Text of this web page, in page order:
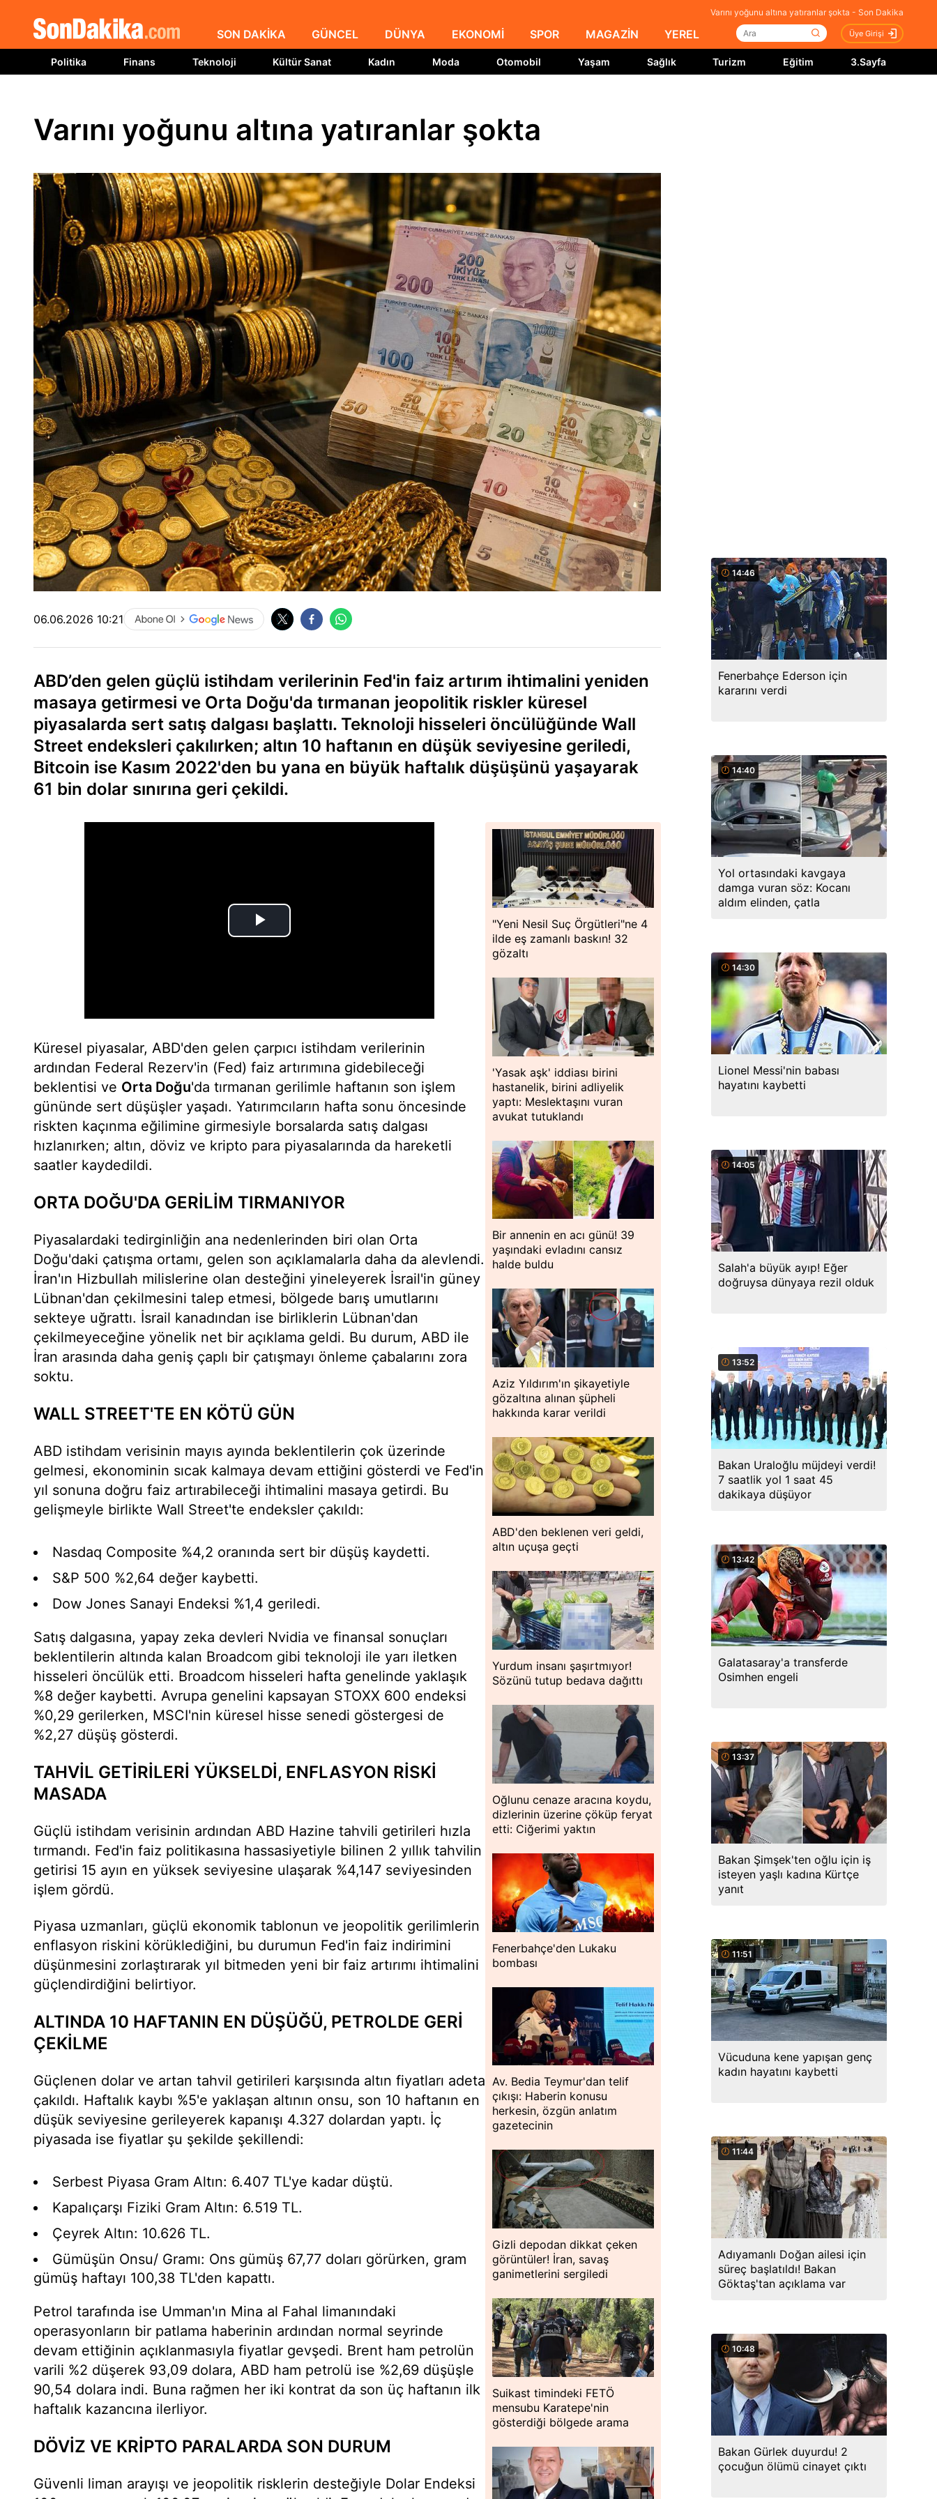
Varını yoğunu altına yatıranlar şokta - Son Dakika
SON DAKİKA GÜNCEL DÜNYA EKONOMİ SPOR MAGAZİN YEREL Üye Girişi
Politika Finans Teknoloji Kültür Sanat Kadın Moda Otomobil Yaşam Sağlık Turizm Eğitim 3.Sayfa
Varını yoğunu altına yatıranlar şokta
06.06.2026 10:21
ABD’den gelen güçlü istihdam verilerinin Fed'in faiz artırım ihtimalini yeniden
masaya getirmesi ve Orta Doğu'da tırmanan jeopolitik riskler küresel
piyasalarda sert satış dalgası başlattı. Teknoloji hisseleri öncülüğünde Wall
Street endeksleri çakılırken; altın 10 haftanın en düşük seviyesine geriledi,
Bitcoin ise Kasım 2022'den bu yana en büyük haftalık düşüşünü yaşayarak
61 bin dolar sınırına geri çekildi.
Küresel piyasalar, ABD'den gelen çarpıcı istihdam verilerinin
ardından Federal Rezerv'in (Fed) faiz artırımına gidebileceği
beklentisi ve Orta Doğu'da tırmanan gerilimle haftanın son işlem
gününde sert düşüşler yaşadı. Yatırımcıların hafta sonu öncesinde
riskten kaçınma eğilimine girmesiyle borsalarda satış dalgası
hızlanırken; altın, döviz ve kripto para piyasalarında da hareketli
saatler kaydedildi.
ORTA DOĞU'DA GERİLİM TIRMANIYOR
Piyasalardaki tedirginliğin ana nedenlerinden biri olan Orta
Doğu'daki çatışma ortamı, gelen son açıklamalarla daha da alevlendi.
İran'ın Hizbullah milislerine olan desteğini yineleyerek İsrail'in güney
Lübnan'dan çekilmesini talep etmesi, bölgede barış umutlarını
sekteye uğrattı. İsrail kanadından ise birliklerin Lübnan'dan
çekilmeyeceğine yönelik net bir açıklama geldi. Bu durum, ABD ile
İran arasında daha geniş çaplı bir çatışmayı önleme çabalarını zora
soktu.
WALL STREET'TE EN KÖTÜ GÜN
ABD istihdam verisinin mayıs ayında beklentilerin çok üzerinde
gelmesi, ekonominin sıcak kalmaya devam ettiğini gösterdi ve Fed'in
yıl sonuna doğru faiz artırabileceği ihtimalini masaya getirdi. Bu
gelişmeyle birlikte Wall Street'te endeksler çakıldı:
Nasdaq Composite %4,2 oranında sert bir düşüş kaydetti.
S&P 500 %2,64 değer kaybetti.
Dow Jones Sanayi Endeksi %1,4 geriledi.
Satış dalgasına, yapay zeka devleri Nvidia ve finansal sonuçları
beklentilerin altında kalan Broadcom gibi teknoloji ile yarı iletken
hisseleri öncülük etti. Broadcom hisseleri hafta genelinde yaklaşık
%8 değer kaybetti. Avrupa genelini kapsayan STOXX 600 endeksi
%0,29 gerilerken, MSCI'nin küresel hisse senedi göstergesi de
%2,27 düşüş gösterdi.
TAHVİL GETİRİLERİ YÜKSELDİ, ENFLASYON RİSKİ
MASADA
Güçlü istihdam verisinin ardından ABD Hazine tahvili getirileri hızla
tırmandı. Fed'in faiz politikasına hassasiyetiyle bilinen 2 yıllık tahvilin
getirisi 15 ayın en yüksek seviyesine ulaşarak %4,147 seviyesinden
işlem gördü.
Piyasa uzmanları, güçlü ekonomik tablonun ve jeopolitik gerilimlerin
enflasyon riskini körüklediğini, bu durumun Fed'in faiz indirimini
düşünmesini zorlaştırarak yıl bitmeden yeni bir faiz artırımı ihtimalini
güçlendirdiğini belirtiyor.
ALTINDA 10 HAFTANIN EN DÜŞÜĞÜ, PETROLDE GERİ
ÇEKİLME
Güçlenen dolar ve artan tahvil getirileri karşısında altın fiyatları adeta
çakıldı. Haftalık kaybı %5'e yaklaşan altının onsu, son 10 haftanın en
düşük seviyesine gerileyerek kapanışı 4.327 dolardan yaptı. İç
piyasada ise fiyatlar şu şekilde şekillendi:
Serbest Piyasa Gram Altın: 6.407 TL'ye kadar düştü.
Kapalıçarşı Fiziki Gram Altın: 6.519 TL.
Çeyrek Altın: 10.626 TL.
Gümüşün Onsu/ Gramı: Ons gümüş 67,77 doları görürken, gram
gümüş haftayı 100,38 TL'den kapattı.
Petrol tarafında ise Umman'ın Mina al Fahal limanındaki
operasyonların bir patlama haberinin ardından normal seyrinde
devam ettiğinin açıklanmasıyla fiyatlar gevşedi. Brent ham petrolün
varili %2 düşerek 93,09 dolara, ABD ham petrolü ise %2,69 düşüşle
90,54 dolara indi. Buna rağmen her iki kontrat da son üç haftanın ilk
haftalık kazancına ilerliyor.
DÖVİZ VE KRİPTO PARALARDA SON DURUM
Güvenli liman arayışı ve jeopolitik risklerin desteğiyle Dolar Endeksi
"Yeni Nesil Suç Örgütleri"ne 4
ilde eş zamanlı baskın! 32
gözaltı
'Yasak aşk' iddiası birini
hastanelik, birini adliyelik
yaptı: Meslektaşını vuran
avukat tutuklandı
Bir annenin en acı günü! 39
yaşındaki evladını cansız
halde buldu
Aziz Yıldırım'ın şikayetiyle
gözaltına alınan şüpheli
hakkında karar verildi
ABD'den beklenen veri geldi,
altın uçuşa geçti
Yurdum insanı şaşırtmıyor!
Sözünü tutup bedava dağıttı
Oğlunu cenaze aracına koydu,
dizlerinin üzerine çöküp feryat
etti: Ciğerimi yaktın
Fenerbahçe'den Lukaku
bombası
Av. Bedia Teymur'dan telif
çıkışı: Haberin konusu
herkesin, özgün anlatım
gazetecinin
Gizli depodan dikkat çeken
görüntüler! İran, savaş
ganimetlerini sergiledi
Suikast timindeki FETÖ
mensubu Karatepe'nin
gösterdiği bölgede arama
14:46
Fenerbahçe Ederson için
kararını verdi
14:40
Yol ortasındaki kavgaya
damga vuran söz: Kocanı
aldım elinden, çatla
14:30
Lionel Messi'nin babası
hayatını kaybetti
14:05
Salah'a büyük ayıp! Eğer
doğruysa dünyaya rezil olduk
13:52
Bakan Uraloğlu müjdeyi verdi!
7 saatlik yol 1 saat 45
dakikaya düşüyor
13:42
Galatasaray'a transferde
Osimhen engeli
13:37
Bakan Şimşek'ten oğlu için iş
isteyen yaşlı kadına Kürtçe
yanıt
11:51
Vücuduna kene yapışan genç
kadın hayatını kaybetti
11:44
Adıyamanlı Doğan ailesi için
süreç başlatıldı! Bakan
Göktaş'tan açıklama var
10:48
Bakan Gürlek duyurdu! 2
çocuğun ölümü cinayet çıktı